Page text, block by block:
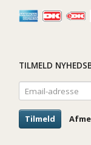
TILMELD
Email-
adresse
Tilmeld